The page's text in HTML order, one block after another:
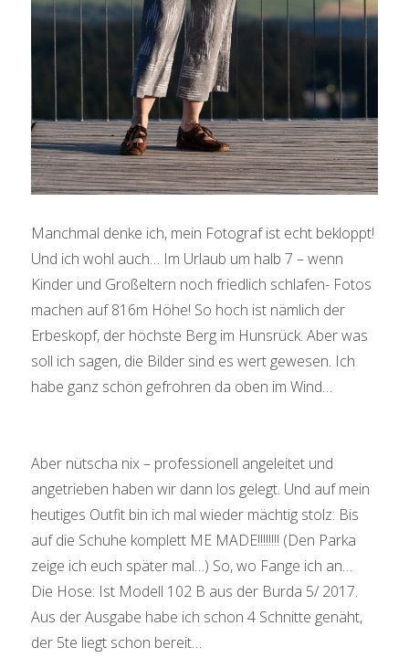
Manchmal denke ich, mein Fotograf ist echt bekloppt!
Und ich wohl auch… Im Urlaub um halb 7 – wenn
Kinder und Großeltern noch friedlich schlafen- Fotos
machen auf 816m Höhe! So hoch ist nämlich der
Erbeskopf, der höchste Berg im Hunsrück. Aber was
soll ich sagen, die Bilder sind es wert gewesen. Ich
habe ganz schön gefrohren da oben im Wind…
Aber nütscha nix – professionell angeleitet und
angetrieben haben wir dann los gelegt. Und auf mein
heutiges Outfit bin ich mal wieder mächtig stolz: Bis
auf die Schuhe komplett ME MADE!!!!!!!! (Den Parka
zeige ich euch später mal…) So, wo Fange ich an…
Die Hose: Ist Modell 102 B aus der Burda 5/ 2017.
Aus der Ausgabe habe ich schon 4 Schnitte genäht,
der 5te liegt schon bereit…